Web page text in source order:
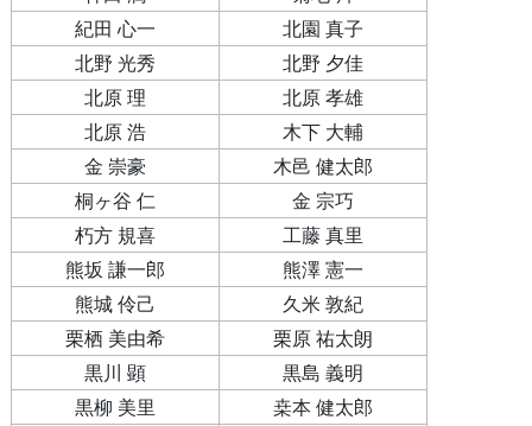
紀田 心一
北園 真子
北野 光秀
北野 夕佳
北原 理
北原 孝雄
北原 浩
木下 大輔
金 崇豪
木邑 健太郎
桐ヶ谷 仁
金 宗巧
朽方 規喜
工藤 真里
熊坂 謙一郎
熊澤 憲一
熊城 伶己
久米 敦紀
栗栖 美由希
栗原 祐太朗
黒川 顕
黒島 義明
黒柳 美里
桒本 健太郎